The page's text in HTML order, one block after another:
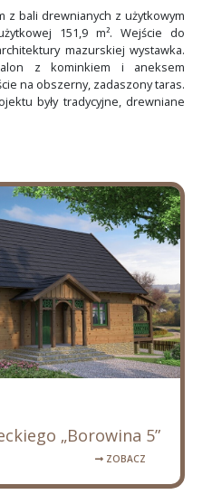
z bali drewnianych z użytkowym
151,9 m². Wejście do
mazurskiej wystawka.
z kominkiem i aneksem
na obszerny, zadaszony taras.
były tradycyjne, drewniane
„Borowina 5”
ZOBACZ